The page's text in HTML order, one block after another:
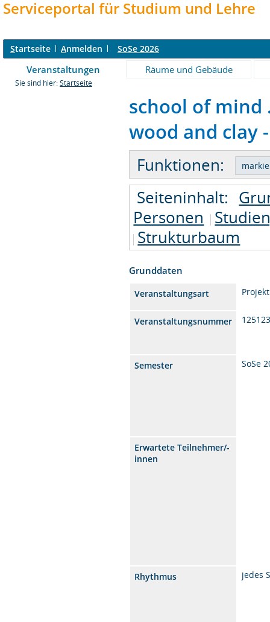
Serviceportal für Studium und Lehre
Startseite Anmelden SoSe 2026
Veranstaltungen Räume und Gebäude
Sie sind hier: Startseite
school of
wood and clay
Funktionen:
Seiteninhalt:
Personen
Strukturbaum
Grunddaten
Veranstaltungsart
Veranstaltungsnummer
Semester SoSe
Erwartete Teilnehmer/-
innen
Rhythmus jedes